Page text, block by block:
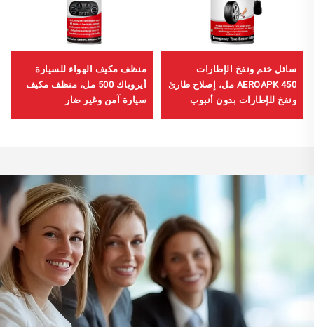
سائل ختم ونفخ الإطارات
AEROAPK 450 مل، إصلاح طارئ
ونفخ للإطارات بدون أنبوب
منظف مكيف الهواء للسيارة
أيروباك 500 مل، منظف مكيف
سيارة آمن وغير ضار